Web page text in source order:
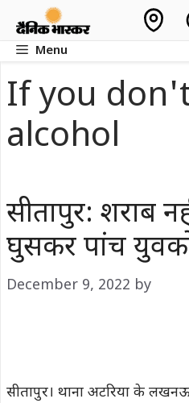
contentMenu
If you
alcohol
सीतापुर: शराब
घुसकर पांच
December 9, 2022 by
सीतापुर। थाना अटरिया के